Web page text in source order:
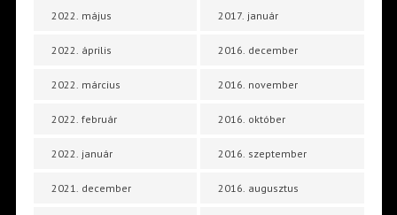
2022. május
2022. április
2022. március
2022. február
2022. január
2021. december
2017. január
2016. december
2016. november
2016. október
2016. szeptember
2016. augusztus